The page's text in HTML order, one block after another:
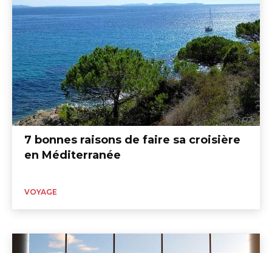
7 bonnes raisons de faire sa croisière
en Méditerranée
VOYAGE